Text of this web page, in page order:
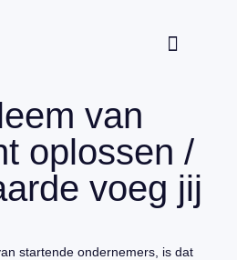
van
oplossen /
voeg jij
startende ondernemers, is dat